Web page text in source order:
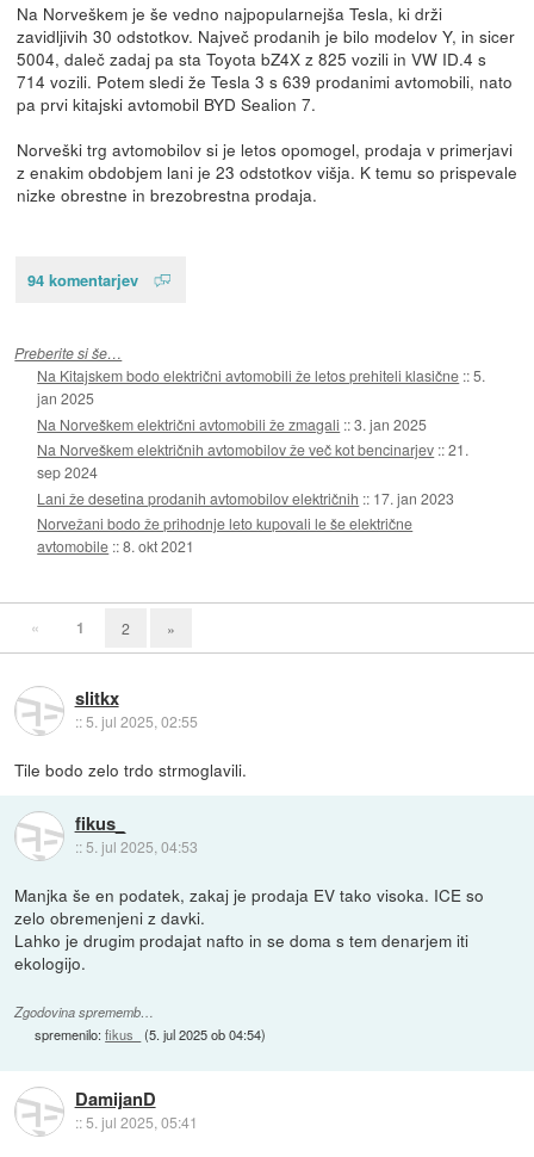
Na Norveškem je še vedno najpopularnejša Tesla, ki drži
zavidljivih 30 odstotkov. Največ prodanih je bilo modelov Y, in sicer
5004, daleč zadaj pa sta Toyota bZ4X z 825 vozili in VW ID.4 s
714 vozili. Potem sledi že Tesla 3 s 639 prodanimi avtomobili, nato
pa prvi kitajski avtomobil BYD Sealion 7.
Norveški trg avtomobilov si je letos opomogel, prodaja v primerjavi
z enakim obdobjem lani je 23 odstotkov višja. K temu so prispevale
nizke obrestne in brezobrestna prodaja.
94 komentarjev
Preberite si še…
Na Kitajskem bodo električni avtomobili že letos prehiteli klasične ::5.
jan 2025
Na Norveškem električni avtomobili že zmagali ::3. jan 2025
Na Norveškem električnih avtomobilov že več kot bencinarjev ::21.
sep 2024
Lani že desetina prodanih avtomobilov električnih :: 17. jan 2023
Norvežani bodo že prihodnje leto kupovali le še električne
avtomobile ::8. okt 2021
« 1 2 »
slitkx
::5. jul 2025, 02:55
Tile bodo zelo trdo strmoglavili.
fikus_
:: 5. jul 2025, 04:53
Manjka še en podatek, zakaj je prodaja EV tako visoka. ICE so
zelo obremenjeni z davki.
Lahko je drugim prodajat nafto in se doma s tem denarjem iti
ekologijo.
Zgodovina sprememb…
spremenilo:fikus_ (5. jul 2025 ob 04:54)
DamijanD
::5. jul 2025, 05:41